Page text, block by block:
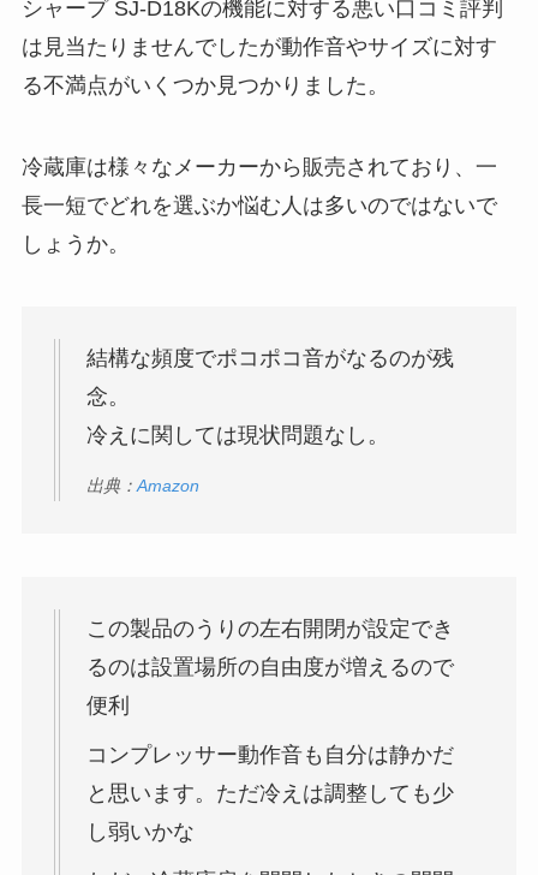
シャープ SJ-D18Kの機能に対する悪い口コミ評判
は見当たりませんでしたが動作音やサイズに対す
る不満点がいくつか見つかりました。
冷蔵庫は様々なメーカーから販売されており、一
長一短でどれを選ぶか悩む人は多いのではないで
しょうか。
結構な頻度でポコポコ音がなるのが残
念。
冷えに関しては現状問題なし。
出典： Amazon
この製品のうりの左右開閉が設定でき
るのは設置場所の自由度が増えるので
便利
コンプレッサー動作音も自分は静かだ
と思います。ただ冷えは調整しても少
し弱いかな